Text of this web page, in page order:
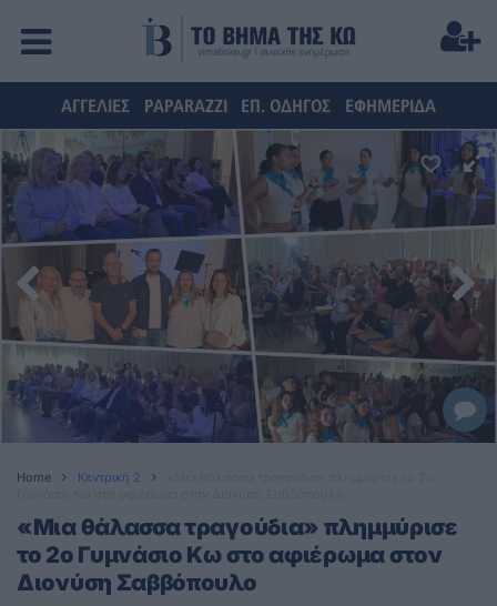
ΑΓΓΕΛΙΕΣ PAPARAZZI ΕΠ. ΟΔΗΓΟΣ ΕΦΗΜΕΡΙΔΑ
Home Κεντρική 2
«Μια θάλασσα τραγούδια» πλημμύρισε
το 2ο Γυμνάσιο Κω στο αφιέρωμα στον
Διονύση Σαββόπουλο